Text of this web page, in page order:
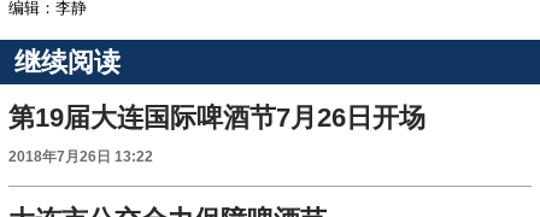
编辑：李静
继续阅读
第19届大连国际啤酒节7月26日开场
2018年7月26日 13:22